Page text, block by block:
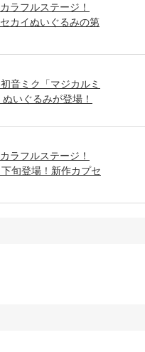
ラフルステージ！
カイぬいぐるみの第
音ミク「マジカルミ
いぐるみが登場！
ラフルステージ！
旬登場！新作カプセ